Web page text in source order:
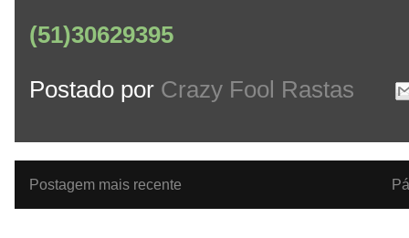
(51)30629395
Postado por Crazy Fool Rastas
Postagem mais recente